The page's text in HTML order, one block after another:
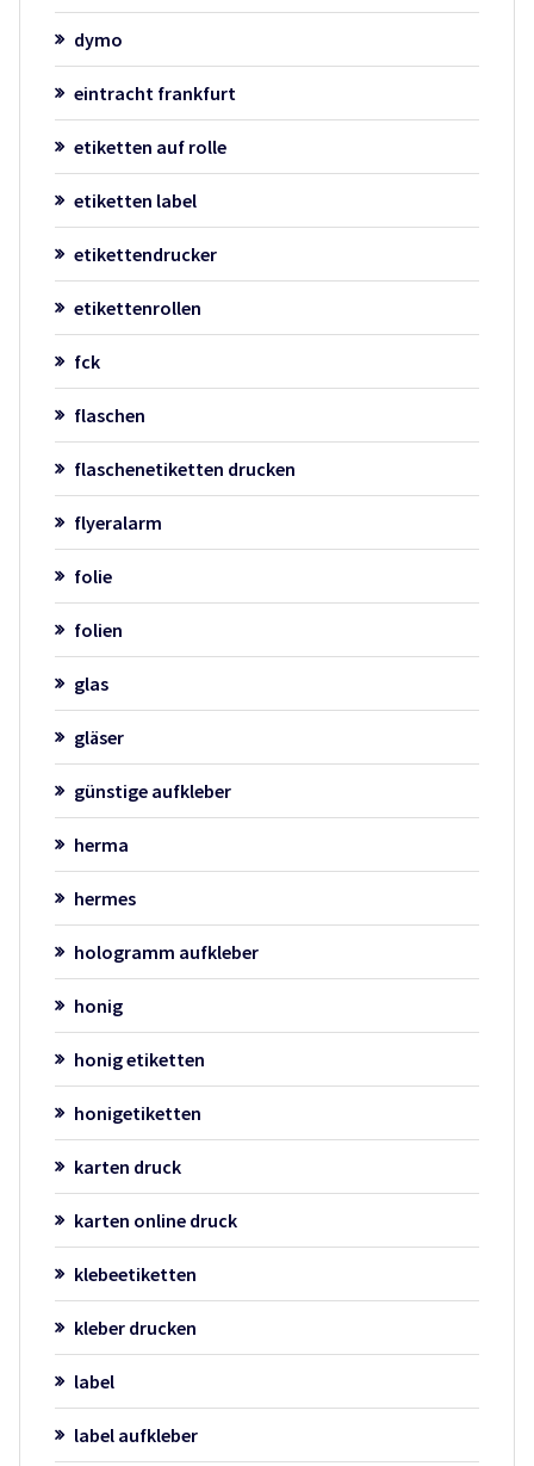
dymo
eintracht frankfurt
etiketten auf rolle
etiketten label
etikettendrucker
etikettenrollen
fck
flaschen
flaschenetiketten drucken
flyeralarm
folie
folien
glas
gläser
günstige aufkleber
herma
hermes
hologramm aufkleber
honig
honig etiketten
honigetiketten
karten druck
karten online druck
klebeetiketten
kleber drucken
label
label aufkleber